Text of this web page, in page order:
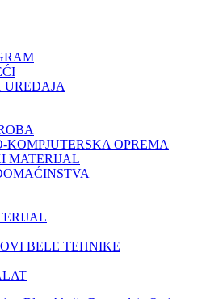
UREĐAJA
KOMPJUTERSKA OPREMA
MATERIJAL
BELE TEHNIKE